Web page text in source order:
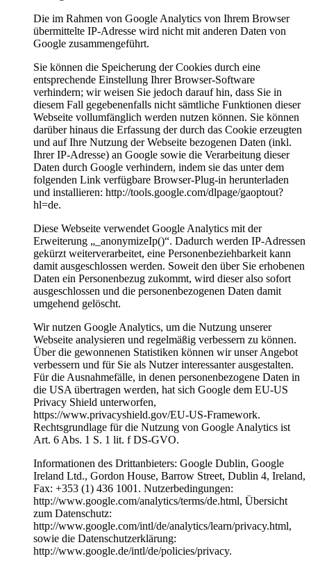
Die im Rahmen von Google Analytics von Ihrem Browser
übermittelte IP-Adresse wird nicht mit anderen Daten von
Google zusammengeführt.
Sie können die Speicherung der Cookies durch eine
entsprechende Einstellung Ihrer Browser-Software
verhindern; wir weisen Sie jedoch darauf hin, dass Sie in
diesem Fall gegebenenfalls nicht sämtliche Funktionen dieser
Webseite vollumfänglich werden nutzen können. Sie können
darüber hinaus die Erfassung der durch das Cookie erzeugten
und auf Ihre Nutzung der Webseite bezogenen Daten (inkl.
Ihrer IP-Adresse) an Google sowie die Verarbeitung dieser
Daten durch Google verhindern, indem sie das unter dem
folgenden Link verfügbare Browser-Plug-in herunterladen
und installieren: http://tools.google.com/dlpage/gaoptout?
hl=de.
Diese Webseite verwendet Google Analytics mit der
Erweiterung „_anonymizeIp()“. Dadurch werden IP-Adressen
gekürzt weiterverarbeitet, eine Personenbeziehbarkeit kann
damit ausgeschlossen werden. Soweit den über Sie erhobenen
Daten ein Personenbezug zukommt, wird dieser also sofort
ausgeschlossen und die personenbezogenen Daten damit
umgehend gelöscht.
Wir nutzen Google Analytics, um die Nutzung unserer
Webseite analysieren und regelmäßig verbessern zu können.
Über die gewonnenen Statistiken können wir unser Angebot
verbessern und für Sie als Nutzer interessanter ausgestalten.
Für die Ausnahmefälle, in denen personenbezogene Daten in
die USA übertragen werden, hat sich Google dem EU-US
Privacy Shield unterworfen,
https://www.privacyshield.gov/EU-US-Framework.
Rechtsgrundlage für die Nutzung von Google Analytics ist
Art. 6 Abs. 1 S. 1 lit. f DS-GVO.
Informationen des Drittanbieters: Google Dublin, Google
Ireland Ltd., Gordon House, Barrow Street, Dublin 4, Ireland,
Fax: +353 (1) 436 1001. Nutzerbedingungen:
http://www.google.com/analytics/terms/de.html, Übersicht
zum Datenschutz:
http://www.google.com/intl/de/analytics/learn/privacy.html,
sowie die Datenschutzerklärung:
http://www.google.de/intl/de/policies/privacy.